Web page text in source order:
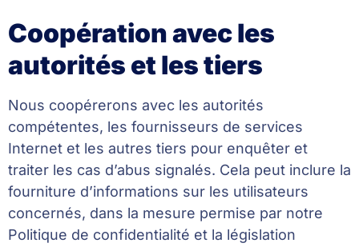
Coopération avec les
autorités et les tiers
Nous coopérerons avec les autorités
compétentes, les fournisseurs de services
Internet et les autres tiers pour enquêter et
traiter les cas d’abus signalés. Cela peut inclure la
fourniture d’informations sur les utilisateurs
concernés, dans la mesure permise par notre
Politique de confidentialité et la législation